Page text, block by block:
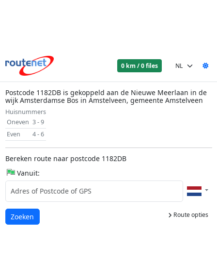
0 km / 0 files
Postcode 1182DB is gekoppeld aan de Nieuwe Meerlaan in de
wijk Amsterdamse Bos in Amstelveen, gemeente Amstelveen
Huisnummers
Oneven 3 - 9
Even
4 - 6
Bereken route naar postcode 1182DB
Vanuit:
Route opties
Laden...
Zoeken